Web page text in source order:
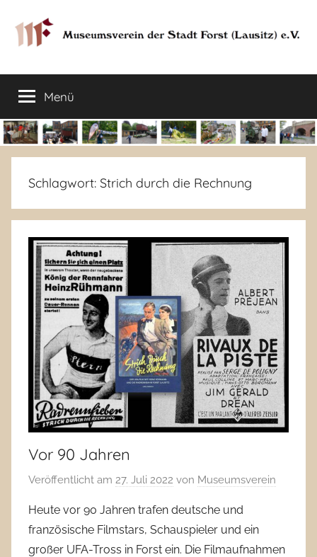
Inhalt
springen
Museumsverein
der
Stadt
Forst
(Lausitz)
e.V.
37
–
03149
Menü
Schlagwort: Strich durch die Rechnung
Vor 90 Jahren
Veröffentlicht am 27. Juli 2022 von Museumsverein
Heute vor 90 Jahren trafen deutsche und
französische Filmstars, Schauspieler und ein
großer UFA-Tross in Forst ein. Die Filmaufnahmen